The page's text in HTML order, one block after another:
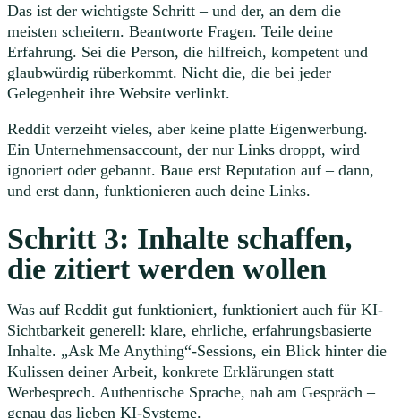
Das ist der wichtigste Schritt – und der, an dem die
meisten scheitern. Beantworte Fragen. Teile deine
Erfahrung. Sei die Person, die hilfreich, kompetent und
glaubwürdig rüberkommt. Nicht die, die bei jeder
Gelegenheit ihre Website verlinkt.
Reddit verzeiht vieles, aber keine platte Eigenwerbung.
Ein Unternehmensaccount, der nur Links droppt, wird
ignoriert oder gebannt. Baue erst Reputation auf – dann,
und erst dann, funktionieren auch deine Links.
Schritt 3: Inhalte schaffen,
die zitiert werden wollen
Was auf Reddit gut funktioniert, funktioniert auch für KI-
Sichtbarkeit generell: klare, ehrliche, erfahrungsbasierte
Inhalte. „Ask Me Anything“-Sessions, ein Blick hinter die
Kulissen deiner Arbeit, konkrete Erklärungen statt
Werbesprech. Authentische Sprache, nah am Gespräch –
genau das lieben KI-Systeme.